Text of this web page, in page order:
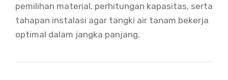
pemilihan material, perhitungan kapasitas, serta
tahapan instalasi agar tangki air tanam bekerja
optimal dalam jangka panjang.